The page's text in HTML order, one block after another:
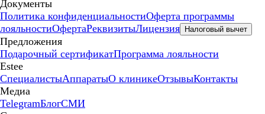
Документы
Политика конфиденциальностиОферта программы
лояльностиОфертаРеквизитыЛицензия Налоговый вычет
Предложения
Подарочный сертификатПрограмма лояльности
Estee
СпециалистыАппаратыО клиникеОтзывыКонтакты
Медиа
TelegramБлогСМИ